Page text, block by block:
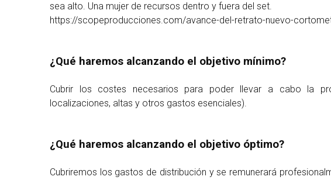
sea alto. Una mujer de recursos dentro y fuera del set.
https://scopeproducciones.com/avance-del-retrato-nuevo-
¿Qué haremos alcanzando el objetivo mínimo?
Cubrir los costes necesarios para poder llevar a cabo la
localizaciones, altas y otros gastos esenciales).
¿Qué haremos alcanzando el objetivo óptimo?
Cubriremos los gastos de distribución y se remunerará